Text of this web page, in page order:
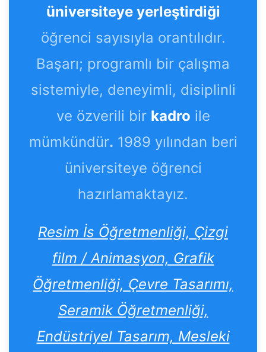
üniversiteye yerleştirdiği
öğrenci sayısıyla orantılıdır.
Başarı; programlı bir çalışma
sistemiyle, deneyimli, disiplinli
ve özverili bir kadro ile
mümkündür. 1989 yılından beri
üniversiteye öğrenci
hazırlamaktayız.
Resim İs Öğretmenliği, Çizgi
film / Animasyon, Grafik
Öğretmenliği, Çevre Tasarımı,
Seramik Öğretmenliği,
Endüstriyel Tasarım, Mesleki